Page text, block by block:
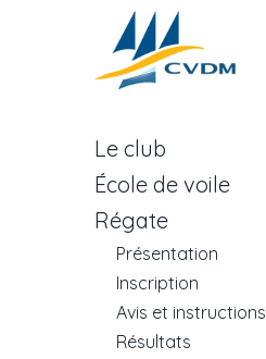
Le club
École de voile
Régate
Présentation
Inscription
Avis et instructions
Résultats